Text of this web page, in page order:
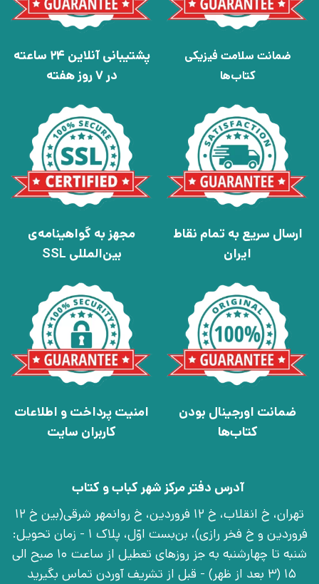
ضمانت سلامت فیزیکی
کتاب‌ها
پشتیبانی آنلاین 24 ساعته
در 7 روز هفته
ارسال سریع به تمام نقاط
ایران
مجهز به گواهینامه‌ی
بین‌المللی SSL
ضمانت اورجینال بودن
کتاب‌ها
امنیت پرداخت و اطلاعات
کاربران سایت
آدرس دفتر مرکز شهر کباب و کتاب
تهران، خ انقلاب، خ 12 فروردین، خ روانمهر شرقی(بین خ 12
فروردین و خ فخر رازی)، بن‌بست اوّل، پلاک 1 - زمان تحویل:
شنبه تا چهارشنبه به جز روزهای تعطیل از ساعت 10 صبح الی
15 (3 بعد از ظهر) - قبل از تشریف آوردن تماس بگیرید